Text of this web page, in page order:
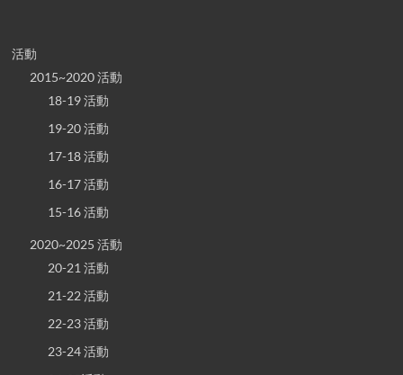
活動
2015~2020 活動
18-19 活動
19-20 活動
17-18 活動
16-17 活動
15-16 活動
2020~2025 活動
20-21 活動
21-22 活動
22-23 活動
23-24 活動